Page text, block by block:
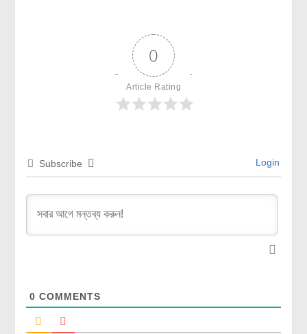
0
Article Rating
Subscribe Login
0 COMMENTS